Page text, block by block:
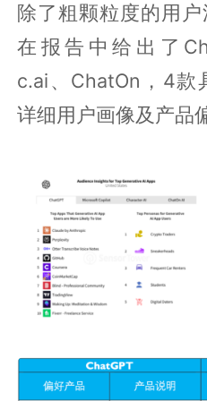
除了粗颗粒度的用
在报告中给出了
c.ai、ChatOn，4款
详细用户画像及产品